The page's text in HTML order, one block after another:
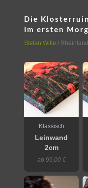
Die
im ersten
Stefan Witte /
Klassisch
Leinwand
2cm
ab 99,00 €